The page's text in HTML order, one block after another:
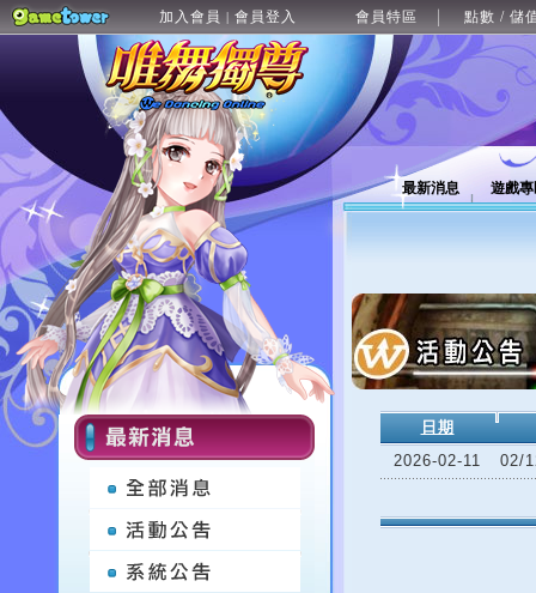
加入會員 | 會員登入 會員特區 點數 / 儲
最新消息 遊戲
日期
2026-02-11
02/